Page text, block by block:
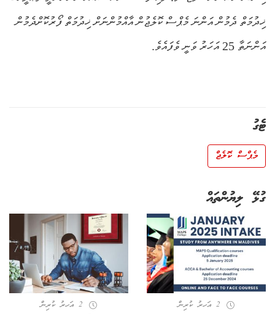
ޚިދުމަތް ދެމުން އަންނަ މެޕްސް ކޮލެޖުން އާއްމުންނަށް ޚިދުމަތް ފޯރުކޮށްދެމުން
އަންނަތާ 25 އަހަރު ވަނީ ވެފައެވެ.
ޓެގު
މެޕްސް ކޮލެޖް
ގުޅޭ ލިޔުންތައް
2 އަހރު ކުރިން 2 އަހރު ކުރިން